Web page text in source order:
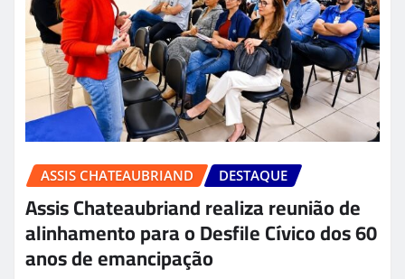
ASSIS CHATEAUBRIAND DESTAQUE
Assis Chateaubriand realiza reunião de
alinhamento para o Desfile Cívico dos 60
anos de emancipação